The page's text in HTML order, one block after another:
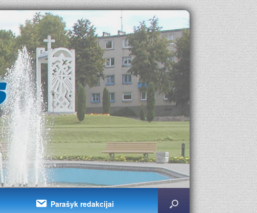
Parašyk redakcijai